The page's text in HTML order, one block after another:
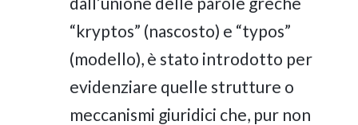
“kryptos” (nascosto) e “typos”
(modello), è stato introdotto per
evidenziare quelle strutture o
meccanismi giuridici che, pur non